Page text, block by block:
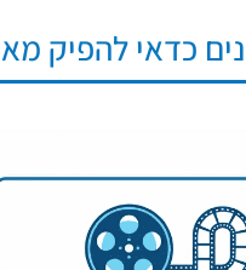
כדאי להפיק